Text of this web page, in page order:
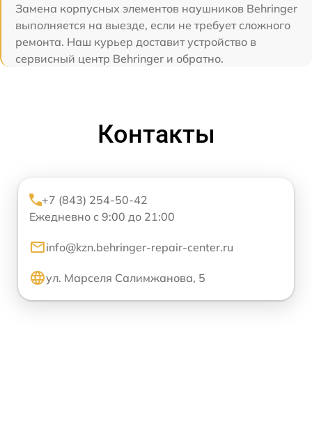
Замена корпусных элементов наушников Behringer
выполняется на выезде, если не требует сложного
ремонта. Наш курьер доставит устройство в
сервисный центр Behringer и обратно.
Контакты
+7 (843) 254-50-42
Ежедневно с 9:00 до 21:00
info@kzn.behringer-repair-center.ru
ул. Марселя Салимжанова, 5